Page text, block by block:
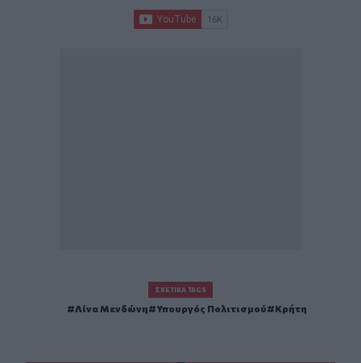
ΣΧΕΤΙΚΆ TAGS
Λίνα Μενδώνη Υπουργός Πολιτισμού Κρήτη